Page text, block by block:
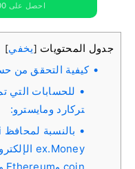
احصل على 10000 دولار مجانًا للمبتدئين
جدول المحتويات [يخفي]
كيفية التحقق من
للحسابات التي
تركارد ومايسترو: